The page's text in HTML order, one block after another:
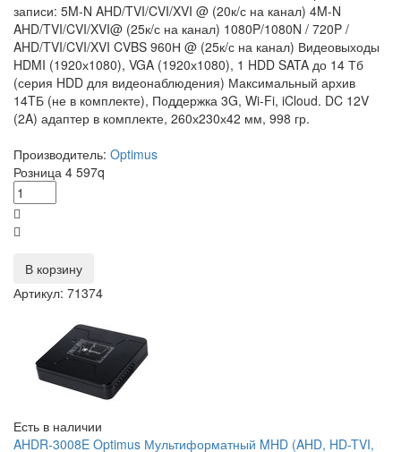
записи: 5M-N AHD/TVI/CVI/XVI @ (20к/с на канал) 4M-N
AHD/TVI/CVI/XVI@ (25к/с на канал) 1080P/1080N / 720P /
AHD/TVI/CVI/XVI CVBS 960Н @ (25к/с на канал) Видеовыходы
HDMI (1920х1080), VGA (1920х1080), 1 HDD SATA до 14 Тб
(серия HDD для видеонаблюдения) Максимальный архив
14TБ (не в комплекте), Поддержка 3G, Wi-Fi, iCloud. DC 12V
(2A) адаптер в комплекте, 260х230х42 мм, 998 гр.
Производитель: Optimus
Розница 4 597q
В корзину
Артикул: 71374
Есть в наличии
AHDR-3008E Optimus Мультиформатный MHD (AHD, HD-TVI,